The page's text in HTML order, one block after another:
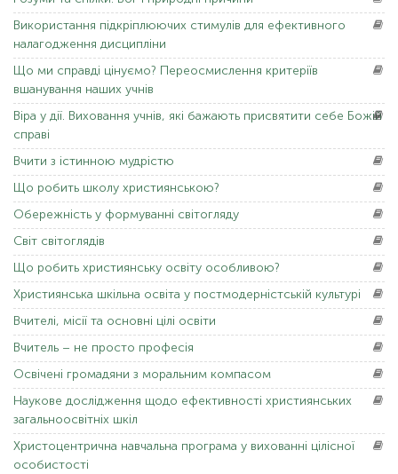
Використання підкріплюючих стимулів для ефективного
налагодження дисципліни
Що ми справді цінуємо? Переосмислення критеріїв
вшанування наших учнів
Віра у дії. Виховання учнів, які бажають присвятити себе Божій
справі
Вчити з істинною мудрістю
Що робить школу християнською?
Обережність у формуванні світогляду
Світ світоглядів
Що робить християнську освіту особливою?
Християнська шкільна освіта у постмодерністській культурі
Вчителі, місії та основні цілі освіти
Вчитель – не просто професія
Освічені громадяни з моральним компасом
Наукове дослідження щодо ефективності християнських
загальноосвітніх шкіл
Христоцентрична навчальна програма у вихованні цілісної
особистості